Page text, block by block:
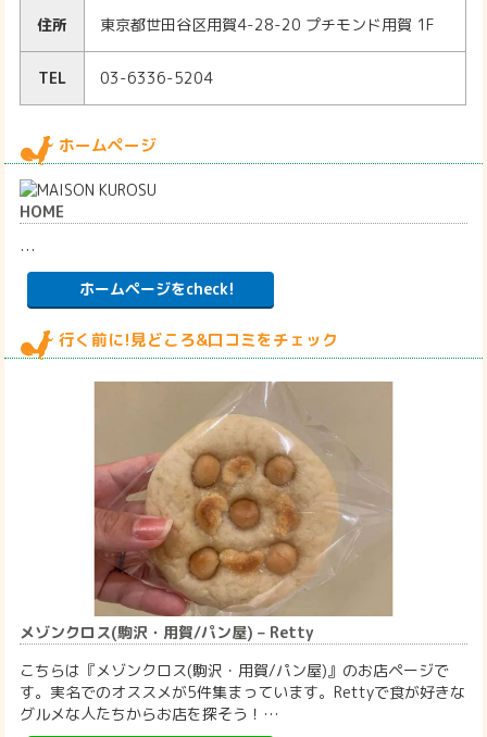
住所 東京都世田谷区用賀4-28-20 プチモンド用賀 1F
TEL 03-6336-5204
ホームページ
HOME
…
ホームページをcheck!
行く前に!見どころ&口コミをチェック
メゾンクロス(駒沢・用賀/パン屋) – Retty
こちらは『メゾンクロス(駒沢・用賀/パン屋)』のお店ページで
す。実名でのオススメが5件集まっています。Rettyで食が好きな
グルメな人たちからお店を探そう！…